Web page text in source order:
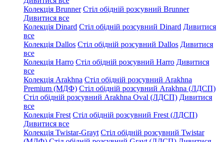
Колекція Brunner Стіл обідній розсувний Brunner
Дивитися все
Колекція Dinard Стіл обідній розсувний Dinard Дивитися
все
Колекція Dallos Стіл обідній розсувний Dallos Дивитися
все
Колекція Harro Стіл обідній розсувний Harro Дивитися
все
Колекція Arakhna Стіл обідній розсувний Arakhna
Premium (МДФ) Стіл обідній розсувний Arakhna (ЛДСП)
Стіл обідній розсувний Arakhna Oval (ЛДСП) Дивитися
все
Колекція Frest Стіл обідній розсувний Frest (ЛДСП)
Дивитися все
Колекція Twistar-Grayt Стіл обідній розсувний Twistar